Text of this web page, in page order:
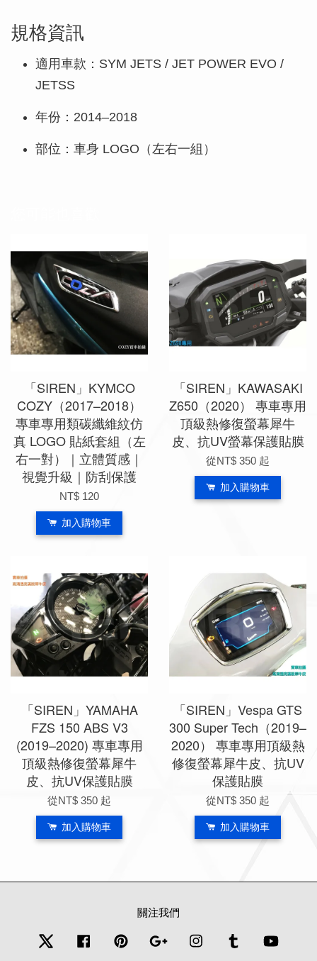
規格資訊
適用車款：SYM JETS / JET POWER EVO /
JETSS
年份：2014–2018
部位：車身 LOGO（左右一組）
「SIREN」KYMCO
COZY（2017–2018）
專車專用類碳纖維紋仿
真 LOGO 貼紙套組（左
右一對）｜立體質感｜
視覺升級｜防刮保護
NT$ 120
加入購物車
「SIREN」KAWASAKI
Z650（2020） 專車專用
頂級熱修復螢幕犀牛
皮、抗UV螢幕保護貼膜
從NT$ 350 起
加入購物車
「SIREN」YAMAHA
FZS 150 ABS V3
(2019–2020) 專車專用
頂級熱修復螢幕犀牛
皮、抗UV保護貼膜
從NT$ 350 起
加入購物車
「SIREN」Vespa GTS
300 Super Tech（2019–
2020） 專車專用頂級熱
修復螢幕犀牛皮、抗UV
保護貼膜
從NT$ 350 起
加入購物車
關注我們
Twitter Facebook Pinterest Google Instagram Tumblr